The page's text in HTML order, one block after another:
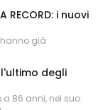
RECORD: i nuovi
già
l'ultimo degli
86 anni, nel suo